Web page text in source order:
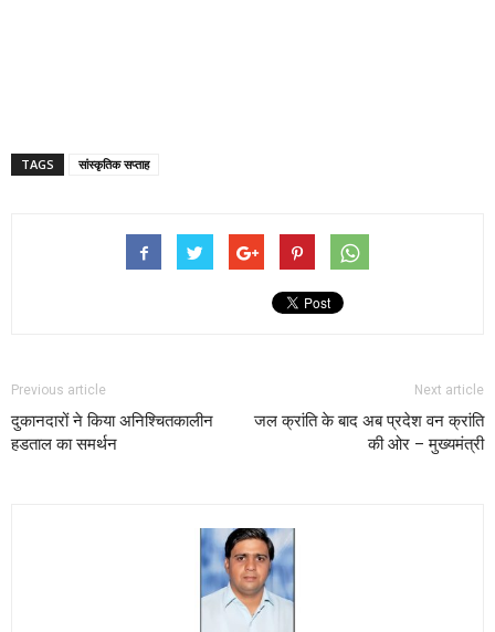
TAGS सांस्कृतिक सप्ताह
Previous article
दुकानदारों ने किया अनिश्चितकालीन
हडताल का समर्थन
Next article
जल क्रांति के बाद अब प्रदेश वन क्रांति
की ओर – मुख्यमंत्री